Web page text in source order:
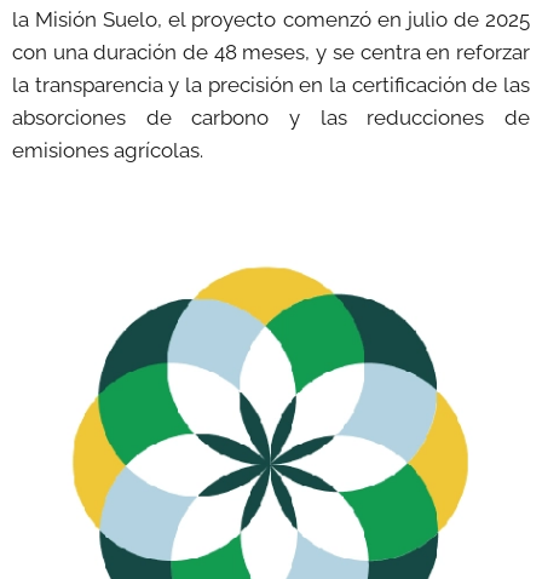
la Misión Suelo, el proyecto comenzó en julio de 2025
con una duración de 48 meses, y se centra en reforzar
la transparencia y la precisión en la certificación de las
absorciones de carbono y las reducciones de
emisiones agrícolas.